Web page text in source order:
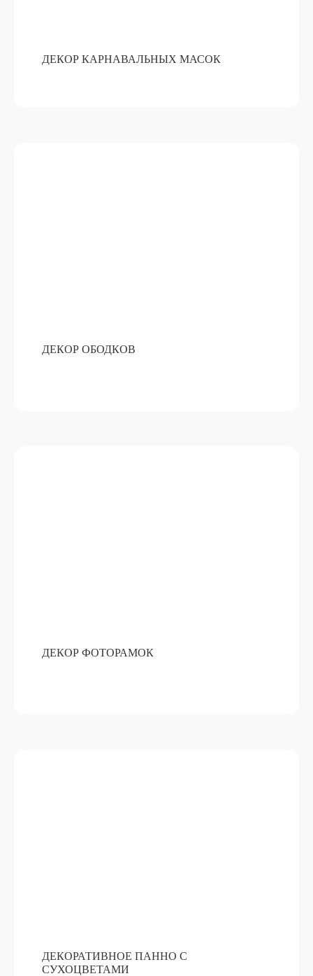
ДЕКОР КАРНАВАЛЬНЫХ МАСОК
ДЕКОР ОБОДКОВ
ДЕКОР ФОТОРАМОК
ДЕКОРАТИВНОЕ ПАННО С
СУХОЦВЕТАМИ